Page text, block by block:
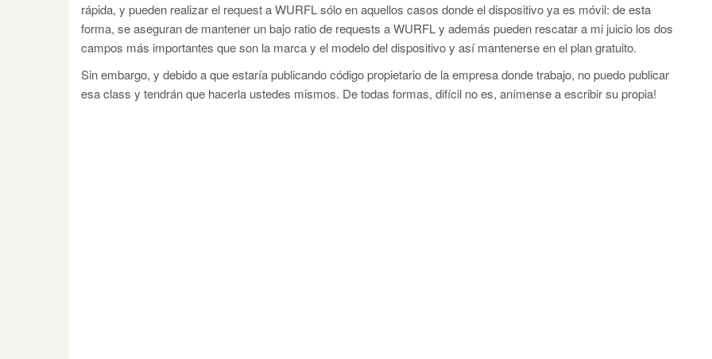
rápida, y pueden realizar el request a WURFL sólo en aquellos casos donde el dispositivo ya es móvil: de esta
forma, se aseguran de mantener un bajo ratio de requests a WURFL y además pueden rescatar a mi juicio los dos
campos más importantes que son la marca y el modelo del dispositivo y así mantenerse en el plan gratuito.
Sin embargo, y debido a que estaría publicando código propietario de la empresa donde trabajo, no puedo publicar
esa class y tendrán que hacerla ustedes mismos. De todas formas, difícil no es, anímense a escribir su propia!